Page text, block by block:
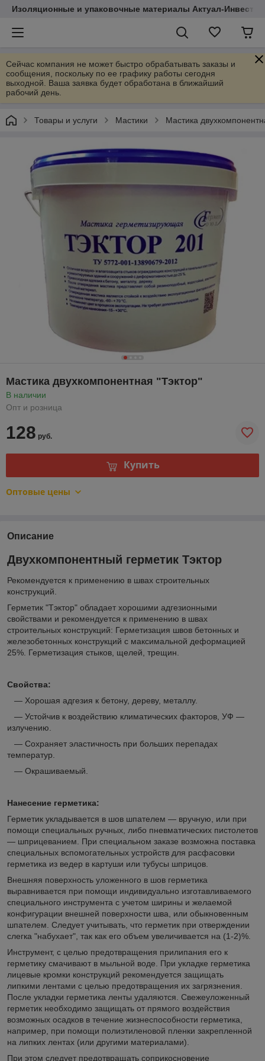
Изоляционные и упаковочные материалы Актуал-Инвест
Сейчас компания не может быстро обрабатывать заказы и
сообщения, поскольку по ее графику работы сегодня
выходной. Ваша заявка будет обработана в ближайший
рабочий день.
Товары и услуги Мастики Мастика
Мастика двухкомпонентная "Тэктор"
В наличии
Опт и розница
128 руб.
Купить
Оптовые цены
Описание
Двухкомпонентный герметик Тэктор
Рекомендуется к применению в швах строительных
конструкций.
Герметик "Тэктор" обладает хорошими адгезионными
свойствами и рекомендуется к применению в швах
строительных конструкций: Герметизация швов бетонных и
железобетонных конструкций с максимальной деформацией
25%. Герметизация стыков, щелей, трещин.
Свойства:
― Хорошая адгезия к бетону, дереву, металлу.
― Устойчив к воздействию климатических факторов, УФ ―
излучению.
― Сохраняет эластичность при больших перепадах
температур.
― Окрашиваемый.
Нанесение герметика:
Герметик укладывается в шов шпателем ― вручную, или при
помощи специальных ручных, либо пневматических пистолетов
― шприцеванием. При специальном заказе возможна поставка
специальных вспомогательных устройств для расфасовки
герметика из ведер в картуши или тубусы шприцов.
Внешняя поверхность уложенного в шов герметика
выравнивается при помощи индивидуально изготавливаемого
специального инструмента с учетом ширины и желаемой
конфигурации внешней поверхности шва, или обыкновенным
шпателем. Следует учитывать, что герметик при отверждении
слегка "набухает", так как его объем увеличивается на (1-2)%.
Инструмент, с целью предотвращения прилипания его к
герметику смачивают в мыльной воде. При укладке герметика
лицевые кромки конструкций рекомендуется защищать
липкими лентами с целью предотвращения их загрязнения.
После укладки герметика ленты удаляются. Свежеуложенный
герметик необходимо защищать от прямого воздействия
возможных осадков в течение жизнеспособности герметика,
например, при помощи полиэтиленовой пленки закрепленной
на липких лентах (или другими материалами).
При этом следует предотвращать соприкосновение